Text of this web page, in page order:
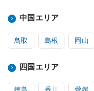
中国エリア
鳥取 島根 岡山
四国エリア